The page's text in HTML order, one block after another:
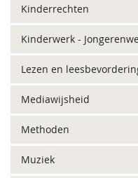
Kinderrechten
Kinderwerk -
Lezen en
Mediawijsheid
Methoden
Muziek